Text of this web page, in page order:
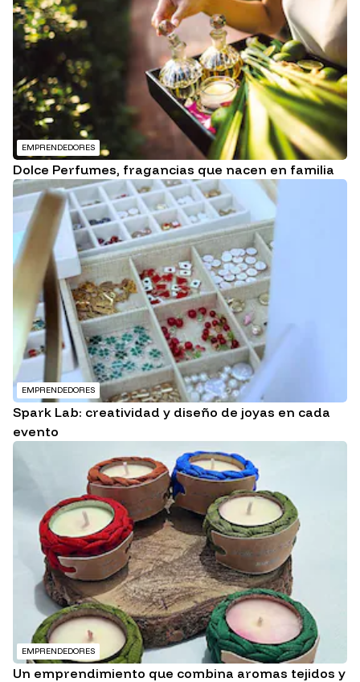
EMPRENDEDORES
Dolce Perfumes, fragancias que nacen en familia
EMPRENDEDORES
Spark Lab: creatividad y diseño de joyas en cada
evento
EMPRENDEDORES
Un emprendimiento que combina aromas tejidos y